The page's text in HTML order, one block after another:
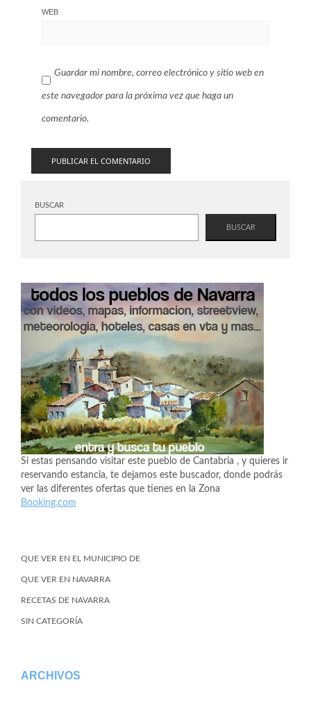
WEB
Guardar mi nombre, correo electrónico y sitio web en
este navegador para la próxima vez que haga un
comentario.
BUSCAR
BUSCAR
Si estas pensando visitar este pueblo de Cantabria , y quieres ir
reservando estancia, te dejamos este buscador, donde podrás
ver las diferentes ofertas que tienes en la Zona
Booking.com
QUE VER EN EL MUNICIPIO DE
QUE VER EN NAVARRA
RECETAS DE NAVARRA
SIN CATEGORÍA
ARCHIVOS